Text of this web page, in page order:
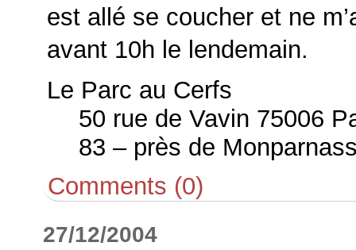
est allé se coucher et ne
avant 10h le lendemain.
Le Parc au Cerfs
50 rue de Vavin 75006
83 – près de
Comments (0)
27/12/2004